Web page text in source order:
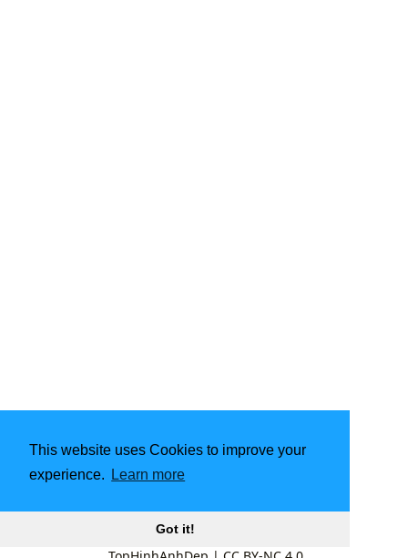
This website uses Cookies to improve your
experience.
Learn more
Got it!